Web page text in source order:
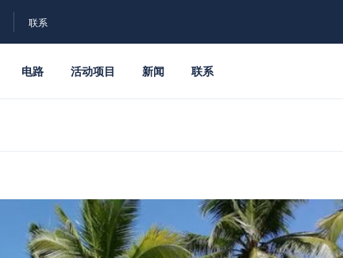
联系
电路 活动项目 新闻 联系